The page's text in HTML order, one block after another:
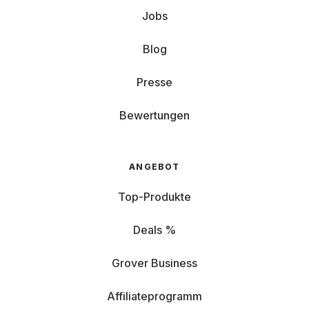
Jobs
Blog
Presse
Bewertungen
ANGEBOT
Top-Produkte
Deals %
Grover Business
Affiliateprogramm